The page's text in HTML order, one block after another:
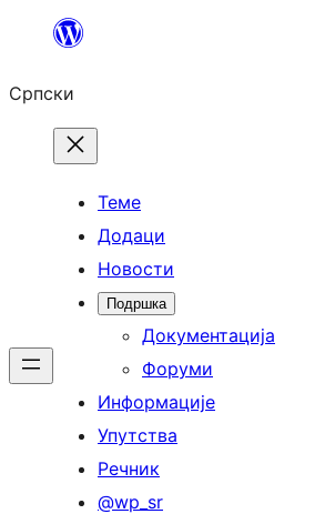
Скочи
садржај
Српски
Теме
Додаци
Новости
Подршка
Документација
Форуми
Информације
Упутства
Речник
@wp_sr